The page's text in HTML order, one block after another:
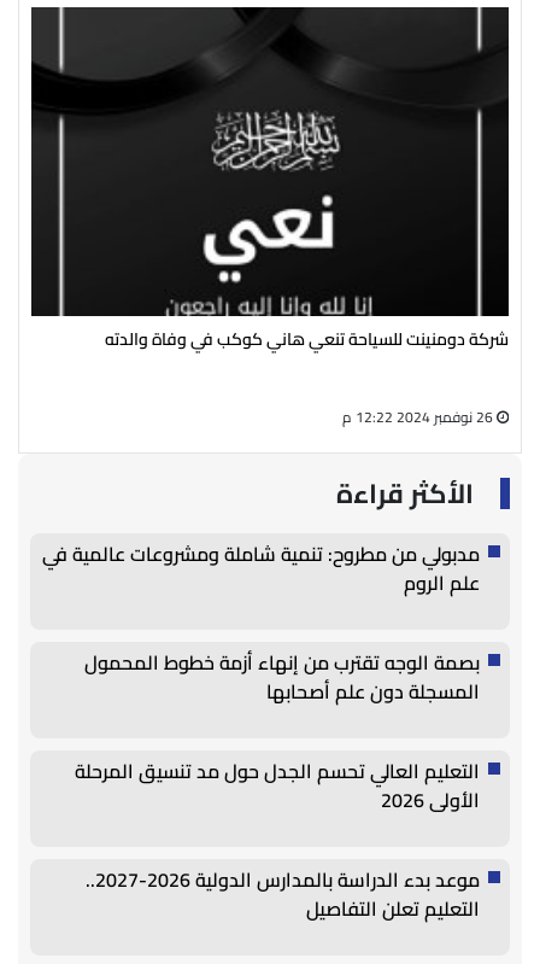
شركة دومنينت للسياحة تنعي هاني كوكب في وفاة والدته
الأكثر قراءة
مدبولي من مطروح: تنمية شاملة ومشروعات عالمية في
علم الروم
بصمة الوجه تقترب من إنهاء أزمة خطوط المحمول
المسجلة دون علم أصحابها
التعليم العالي تحسم الجدل حول مد تنسيق المرحلة
الأولى 2026
موعد بدء الدراسة بالمدارس الدولية 2026-2027..
التعليم تعلن التفاصيل